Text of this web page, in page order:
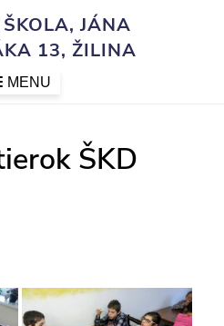
JÁNA
13, ŽILINA
MENU
ŠKD